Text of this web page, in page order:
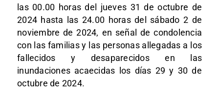
las 00.00 horas del jueves 31 de octubre de
2024 hasta las 24.00 horas del sábado 2 de
noviembre de 2024, en señal de condolencia
con las familias y las personas allegadas a los
fallecidos y desaparecidos en las
inundaciones acaecidas los días 29 y 30 de
octubre de 2024.